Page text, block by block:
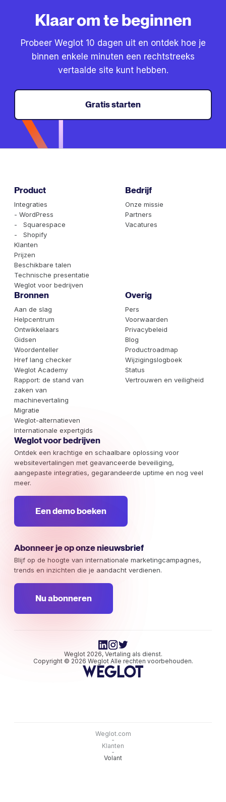
Klaar om te beginnen
Probeer Weglot 10 dagen uit en ontdek hoe je
binnen enkele minuten een rechtstreeks
vertaalde site kunt hebben.
Gratis starten
Product
Integraties
- WordPress
- Squarespace
- Shopify
Klanten
Prijzen
Beschikbare talen
Technische presentatie
Weglot voor bedrijven
Bedrijf
Onze missie
Partners
Vacatures
Bronnen
Aan de slag
Helpcentrum
Ontwikkelaars
Gidsen
Woordenteller
Href lang checker
Weglot Academy
Rapport: de stand van
zaken van
machinevertaling
Migratie
Weglot-alternatieven
Internationale expertgids
Overig
Pers
Voorwaarden
Privacybeleid
Blog
Productroadmap
Wijzigingslogboek
Status
Vertrouwen en veiligheid
Weglot voor bedrijven
Ontdek een krachtige en schaalbare oplossing voor
websitevertalingen met geavanceerde beveiliging,
aangepaste integraties, gegarandeerde uptime en nog veel
meer.
Een demo boeken
Abonneer je op onze nieuwsbrief
Blijf op de hoogte van internationale marketingcampagnes,
trends en inzichten die je aandacht verdienen.
Nu abonneren
Weglot 2026, Vertaling als dienst.
Copyright © 2026 Weglot Alle rechten voorbehouden.
Weglot.com
-
Klanten
-
Volant